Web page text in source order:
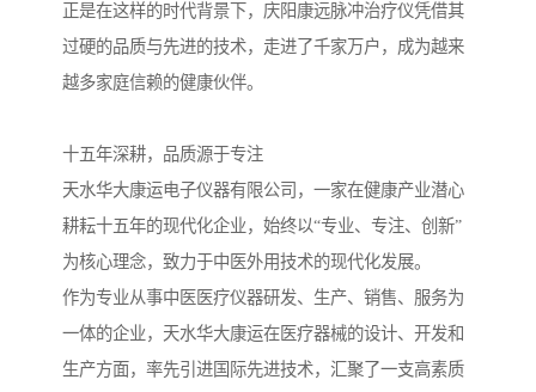
正是在这样的时代背景下，庆阳康远脉冲治疗仪凭借其
过硬的品质与先进的技术，走进了千家万户，成为越来
越多家庭信赖的健康伙伴。
十五年深耕，品质源于专注
天水华大康运电子仪器有限公司，一家在健康产业潜心
耕耘十五年的现代化企业，始终以“专业、专注、创新”
为核心理念，致力于中医外用技术的现代化发展。
作为专业从事中医医疗仪器研发、生产、销售、服务为
一体的企业，天水华大康运在医疗器械的设计、开发和
生产方面，率先引进国际先进技术，汇聚了一支高素质